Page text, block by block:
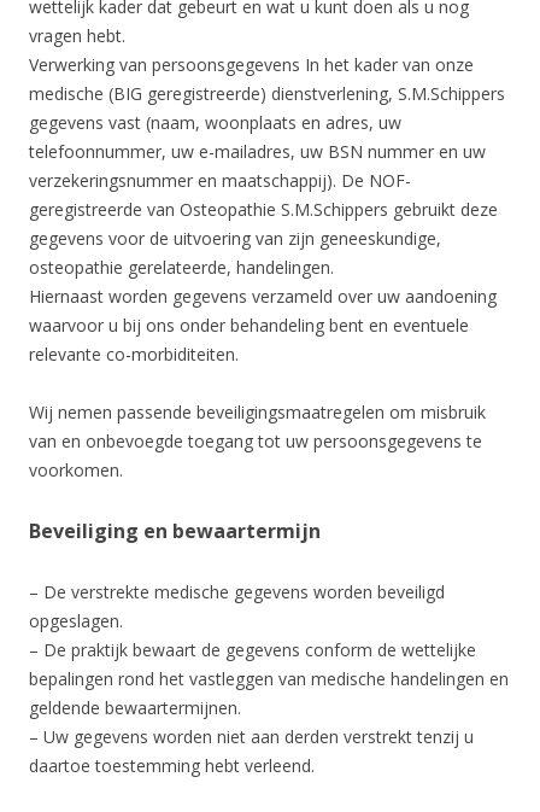
wettelijk kader dat gebeurt en wat u kunt doen als u nog
vragen hebt.
Verwerking van persoonsgegevens In het kader van onze
medische (BIG geregistreerde) dienstverlening, S.M.Schippers
gegevens vast (naam, woonplaats en adres, uw
telefoonnummer, uw e-mailadres, uw BSN nummer en uw
verzekeringsnummer en maatschappij). De NOF-
geregistreerde van Osteopathie S.M.Schippers gebruikt deze
gegevens voor de uitvoering van zijn geneeskundige,
osteopathie gerelateerde, handelingen.
Hiernaast worden gegevens verzameld over uw aandoening
waarvoor u bij ons onder behandeling bent en eventuele
relevante co-morbiditeiten.
Wij nemen passende beveiligingsmaatregelen om misbruik
van en onbevoegde toegang tot uw persoonsgegevens te
voorkomen.
Beveiliging en bewaartermijn
– De verstrekte medische gegevens worden beveiligd
opgeslagen.
– De praktijk bewaart de gegevens conform de wettelijke
bepalingen rond het vastleggen van medische handelingen en
geldende bewaartermijnen.
– Uw gegevens worden niet aan derden verstrekt tenzij u
daartoe toestemming hebt verleend.